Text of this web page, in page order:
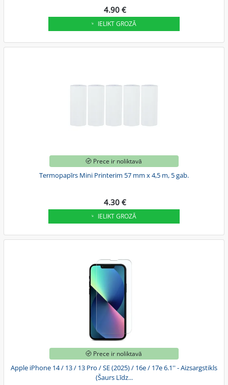
4.90 €
IELIKT GROZĀ
Prece ir noliktavā
Termopapīrs Mini Printerim 57 mm x 4,5 m, 5 gab.
4.30 €
IELIKT GROZĀ
Prece ir noliktavā
Apple iPhone 14 / 13 / 13 Pro / SE (2025) / 16e / 17e 6.1'' - Aizsargstikls
(Šaurs Līdz...